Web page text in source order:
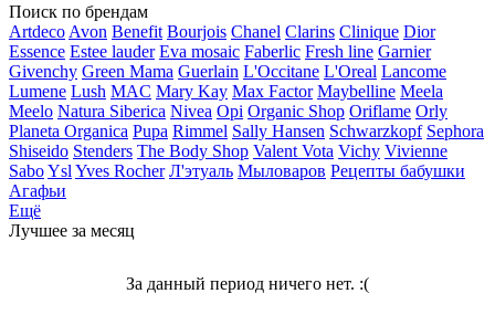
Поиск по брендам
Artdeco Avon Benefit Bourjois Chanel Clarins Clinique Dior
Essence Estee lauder Eva mosaic Faberlic Fresh line Garnier
Givenchy Green Mama Guerlain L'Occitane L'Oreal Lancome
Lumene Lush MAC Mary Kay Max Factor Maybelline Meela
Meelo Natura Siberica Nivea Opi Organic Shop Oriflame Orly
Planeta Organica Pupa Rimmel Sally Hansen Schwarzkopf Sephora
Shiseido Stenders The Body Shop Valent Vota Vichy Vivienne
SaboYsl Yves Rocher Л'этуаль Мыловаров Рецепты бабушки
Агафьи
Ещё
Лучшее за месяц
За данный период ничего нет. :(